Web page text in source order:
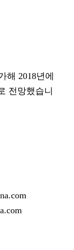
해 2018년에
전망했습니